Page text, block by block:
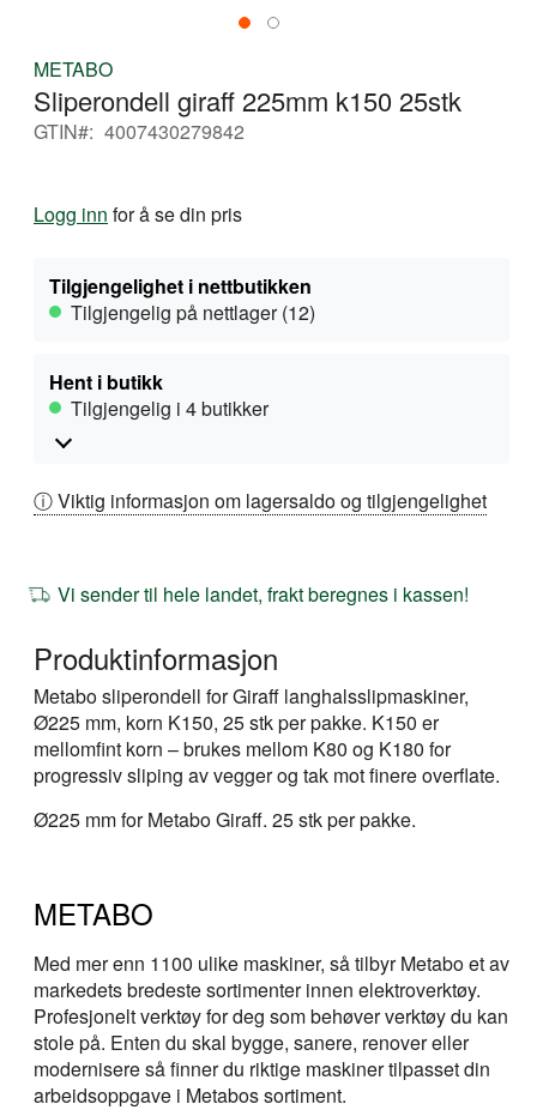
begynnelsen
METABO
Sliperondell giraff 225mm k150 25stk
GTIN 4007430279842
Logg inn for å se din pris
Tilgjengelighet i nettbutikken
Tilgjengelig på nettlager (12)
Hent i butikk
Tilgjengelig i 4 butikker
ⓘ Viktig informasjon om lagersaldo og tilgjengelighet
Vi sender til hele landet, frakt beregnes i kassen!
Produktinformasjon
Metabo sliperondell for Giraff langhalsslipmaskiner,
Ø225 mm, korn K150, 25 stk per pakke. K150 er
mellomfint korn – brukes mellom K80 og K180 for
progressiv sliping av vegger og tak mot finere overflate.
Ø225 mm for Metabo Giraff. 25 stk per pakke.
METABO
Med mer enn 1100 ulike maskiner, så tilbyr Metabo et av
markedets bredeste sortimenter innen elektroverktøy.
Profesjonelt verktøy for deg som behøver verktøy du kan
stole på. Enten du skal bygge, sanere, renover eller
modernisere så finner du riktige maskiner tilpasset din
arbeidsoppgave i Metabos sortiment.